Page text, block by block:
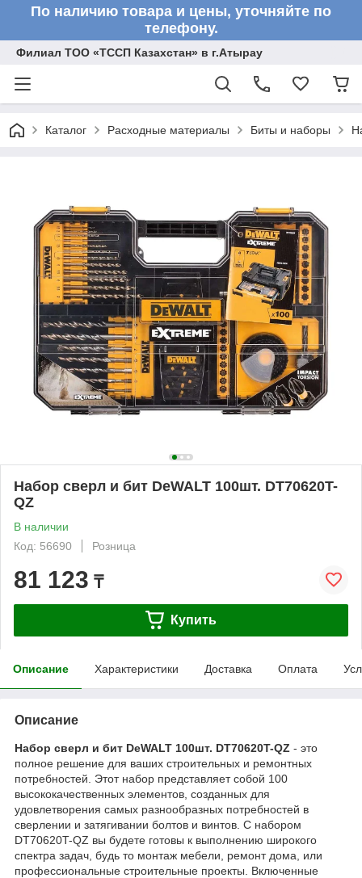
По наличию товара и цены, уточняйте по
телефону.
Филиал ТОО «ТССП Казахстан» в г.Атырау
Каталог Расходные материалы Биты и наборы
Набор сверл и бит DeWALT 100шт. DT70620T-
QZ
В наличии
Код: 56690
Розница
81 123 ₸
Купить
Описание Характеристики Доставка Оплата
Описание
Набор сверл и бит DeWALT 100шт. DT70620T-QZ - это
полное решение для ваших строительных и ремонтных
потребностей. Этот набор представляет собой 100
высококачественных элементов, созданных для
удовлетворения самых разнообразных потребностей в
сверлении и затягивании болтов и винтов. С набором
DT70620T-QZ вы будете готовы к выполнению широкого
спектра задач, будь то монтаж мебели, ремонт дома, или
профессиональные строительные проекты. Включенные